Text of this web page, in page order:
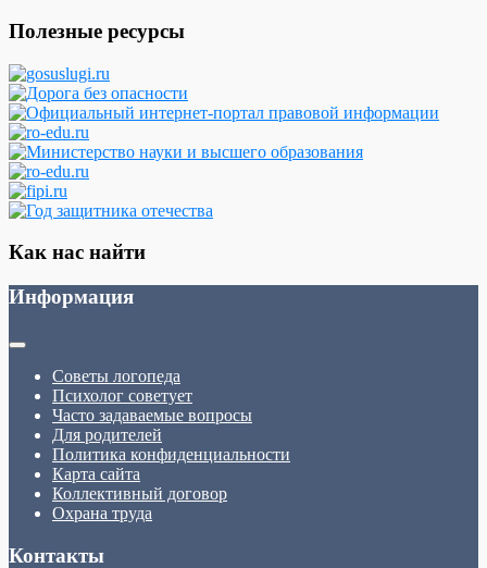
Полезные ресурсы
Как нас найти
Информация
Советы логопеда
Психолог советует
Часто задаваемые вопросы
Для родителей
Политика конфиденциальности
Карта сайта
Коллективный договор
Охрана труда
Контакты